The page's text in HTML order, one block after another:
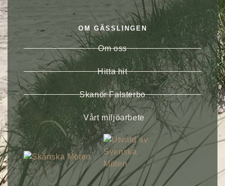
OM GÄSSLINGEN
Om oss
Hitta hit
Skanör Falsterbo
Vårt miljöarbete